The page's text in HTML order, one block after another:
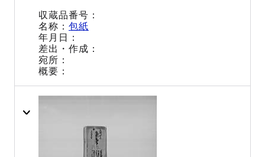
包紙